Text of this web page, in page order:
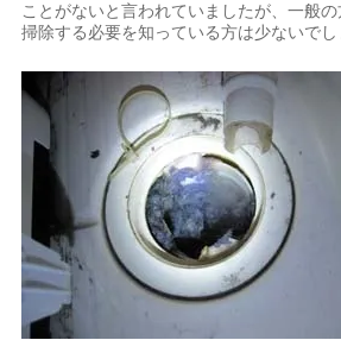
ことがないと言われていましたが、一般
掃除する必要を知っている方は少ないでし